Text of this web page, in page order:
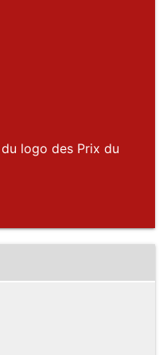
logo des Prix du